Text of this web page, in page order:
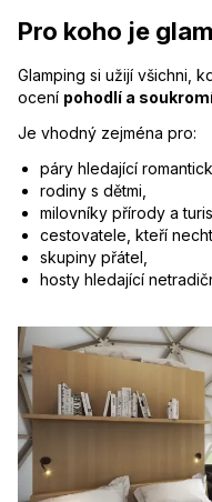
Pro koho je
Glamping si užijí všichni,
ocení pohodlí a
Je vhodný zejména pro:
páry hledající
rodiny s dětmi,
milovníky přírody a
cestovatele, kteří
skupiny přátel,
hosty hledající